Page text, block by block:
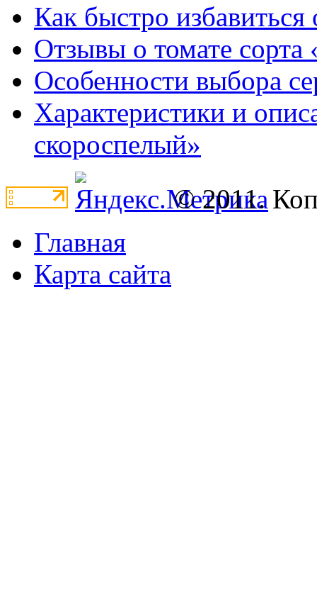
Как быстро избавиться
Отзывы о томате сорта
Особенности выбора
Характеристики и
скороспелый»
© 2011.
Главная
Карта сайта